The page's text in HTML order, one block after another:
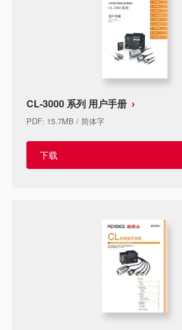
CL-3000 系列 用户手册
PDF: 15.7MB / 简体字
下载